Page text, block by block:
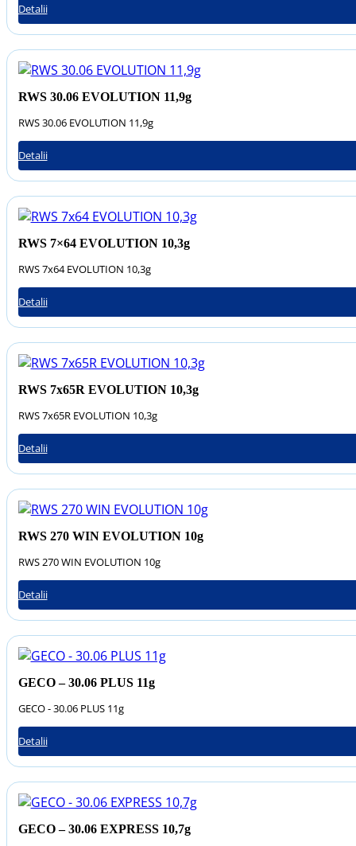
Detalii
RWS 30.06 EVOLUTION 11,9g
RWS 30.06 EVOLUTION 11,9g
Detalii
RWS 7×64 EVOLUTION 10,3g
RWS 7x64 EVOLUTION 10,3g
Detalii
RWS 7x65R EVOLUTION 10,3g
RWS 7x65R EVOLUTION 10,3g
Detalii
RWS 270 WIN EVOLUTION 10g
RWS 270 WIN EVOLUTION 10g
Detalii
GECO – 30.06 PLUS 11g
GECO - 30.06 PLUS 11g
Detalii
GECO – 30.06 EXPRESS 10,7g